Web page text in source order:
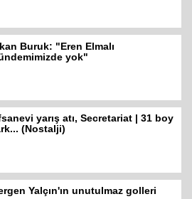
Buruk: "Eren Elmalı
yok"
yarış atı, Secretariat | 31 boy
(Nostalji)
Yalçın'ın unutulmaz golleri